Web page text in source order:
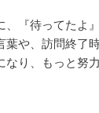
、『待ってたよ
葉や、訪問終了
なり、もっと努